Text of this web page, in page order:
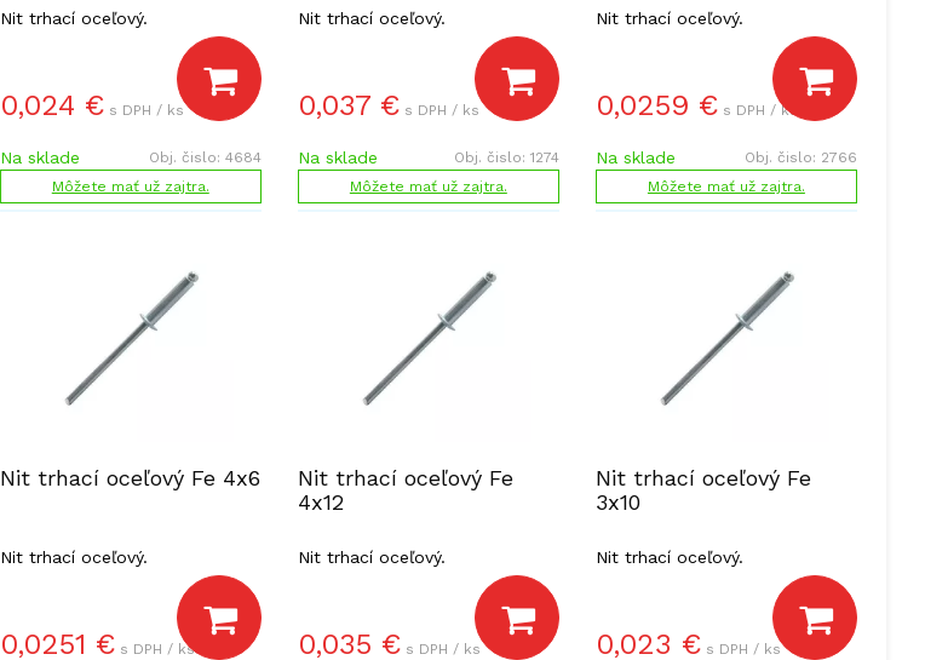
Nit trhací oceľový.
0,024 € s DPH / ks
Na sklade Obj. čislo: 4684
Môžete mať už zajtra.
Nit trhací oceľový.
0,037 € s DPH / ks
Na sklade Obj. čislo: 1274
Môžete mať už zajtra.
Nit trhací oceľový.
0,0259 € s DPH / ks
Na sklade Obj. čislo: 2766
Môžete mať už zajtra.
Nit trhací oceľový Fe 4x6
Nit trhací oceľový.
0,0251 € s DPH / ks
Nit trhací oceľový Fe
4x12
Nit trhací oceľový.
0,035 € s DPH / ks
Nit trhací oceľový Fe
3x10
Nit trhací oceľový.
0,023 € s DPH / ks